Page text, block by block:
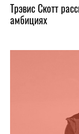
Трэвис Скотт
амбициях